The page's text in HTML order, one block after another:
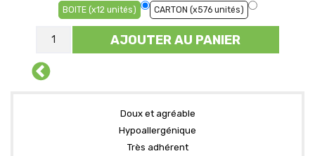
BOITE (x12 unités) CARTON (x576 unités)
AJOUTER AU PANIER
Doux et agréable
Hypoallergénique
Très adhérent